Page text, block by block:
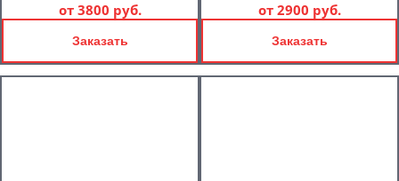
от 3800 руб.
Заказать
от 2900 руб.
Заказать